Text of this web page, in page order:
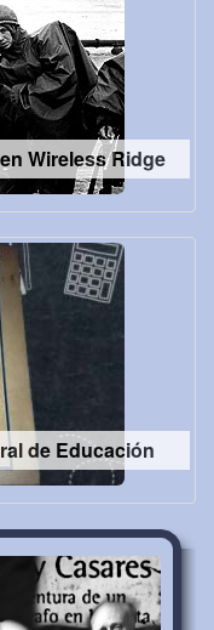
Wireless Ridge
de Educación